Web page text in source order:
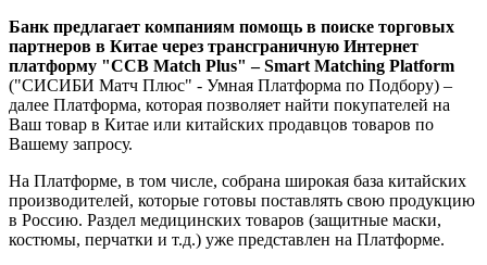
Банк предлагает компаниям помощь в поиске торговых
партнеров в Китае через трансграничную Интернет
платформу "CCB Match Plus" – Smart Matching Platform
("СИСИБИ Матч Плюс" - Умная Платформа по Подбору) –
далее Платформа, которая позволяет найти покупателей на
Ваш товар в Китае или китайских продавцов товаров по
Вашему запросу.
На Платформе, в том числе, собрана широкая база китайских
производителей, которые готовы поставлять свою продукцию
в Россию. Раздел медицинских товаров (защитные маски,
костюмы, перчатки и т.д.) уже представлен на Платформе.